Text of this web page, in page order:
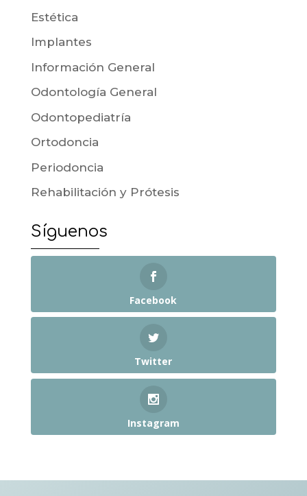
Estética
Implantes
Información General
Odontología General
Odontopediatría
Ortodoncia
Periodoncia
Rehabilitación y Prótesis
Síguenos
Facebook
Twitter
Instagram